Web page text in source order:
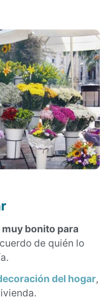
bonito para
de quién lo
del hogar,